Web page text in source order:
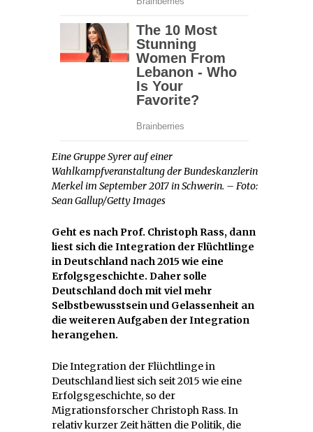
Eine Gruppe Syrer auf einer
Wahlkampfveranstaltung der Bundeskanzlerin
Merkel im September 2017 in Schwerin. – Foto:
Sean Gallup/Getty Images
Geht es nach Prof. Christoph Rass, dann
liest sich die Integration der Flüchtlinge
in Deutschland nach 2015 wie eine
Erfolgsgeschichte. Daher solle
Deutschland doch mit viel mehr
Selbstbewusstsein und Gelassenheit an
die weiteren Aufgaben der Integration
herangehen.
Die Integration der Flüchtlinge in
Deutschland liest sich seit 2015 wie eine
Erfolgsgeschichte, so der
Migrationsforscher Christoph Rass. In
relativ kurzer Zeit hätten die Politik, die